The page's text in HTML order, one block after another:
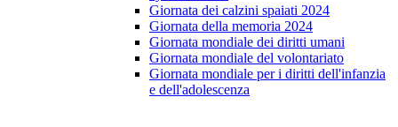
Giornata dei calzini spaiati 2024
Giornata della memoria 2024
Giornata mondiale dei diritti umani
Giornata mondiale del volontariato
Giornata mondiale per i diritti dell'infanzia
e dell'adolescenza